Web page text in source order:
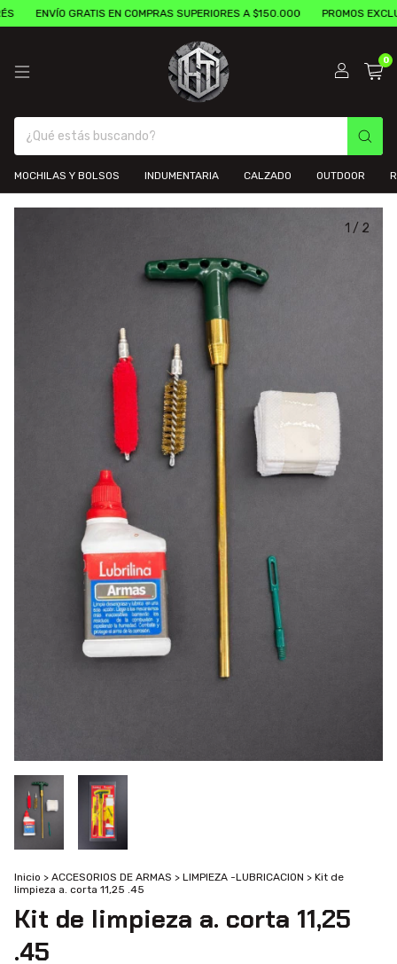
ENVÍO GRATIS EN COMPRAS SUPERIORES A $150.000 PROMOS
0
MOCHILAS Y BOLSOS INDUMENTARIA CALZADO OUTDOOR
1 / 2
Inicio > ACCESORIOS DE ARMAS > LIMPIEZA -LUBRICACION > Kit de
limpieza a. corta 11,25 .45
Kit de limpieza a. corta 11,25
.45